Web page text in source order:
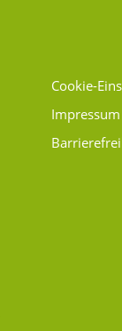
Cookie-
Impressum